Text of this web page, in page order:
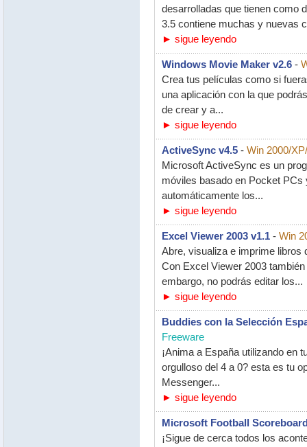
desarrolladas que tienen como
3.5 contiene muchas y nuevas
► sigue leyendo
Windows Movie Maker v2.6 -
Crea tus películas como si
una aplicación con la que
de crear y a...
► sigue leyendo
ActiveSync v4.5 - Win 2000/
Microsoft ActiveSync es un
móviles basado en Pocket
automáticamente los...
► sigue leyendo
Excel Viewer 2003 v1.1 - Win
Abre, visualiza e imprime libros
Con Excel Viewer 2003
embargo, no podrás editar los...
► sigue leyendo
Buddies con la Selección
Freeware
¡Anima a España utilizando en
orgulloso del 4 a 0? esta es tu
Messenger...
► sigue leyendo
Microsoft Football
¡Sigue de cerca todos los